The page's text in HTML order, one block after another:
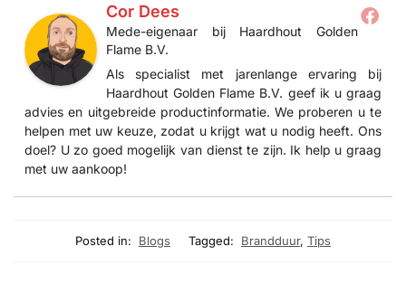
Cor Dees
Mede-eigenaar bij Haardhout Golden
Flame B.V.
Als specialist met jarenlange ervaring bij
Haardhout Golden Flame B.V. geef ik u graag
advies en uitgebreide productinformatie. We proberen u te
helpen met uw keuze, zodat u krijgt wat u nodig heeft. Ons
doel? U zo goed mogelijk van dienst te zijn. Ik help u graag
met uw aankoop!
Posted in: Blogs Tagged: Brandduur, Tips